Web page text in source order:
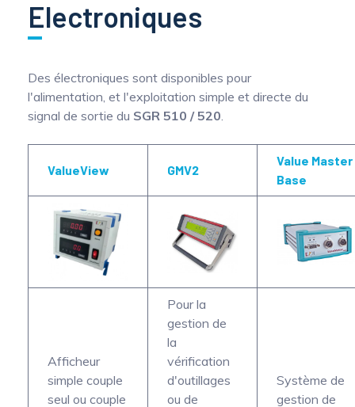
Electroniques
Des électroniques sont disponibles pour
l'alimentation, et l'exploitation simple et directe du
signal de sortie du SGR 510 / 520. ​
ValueView GMV2
Value Master
Base
Afficheur
simple couple
seul ou couple
Pour la
gestion de
la
vérification
d'outillages
ou de
Système de
gestion de